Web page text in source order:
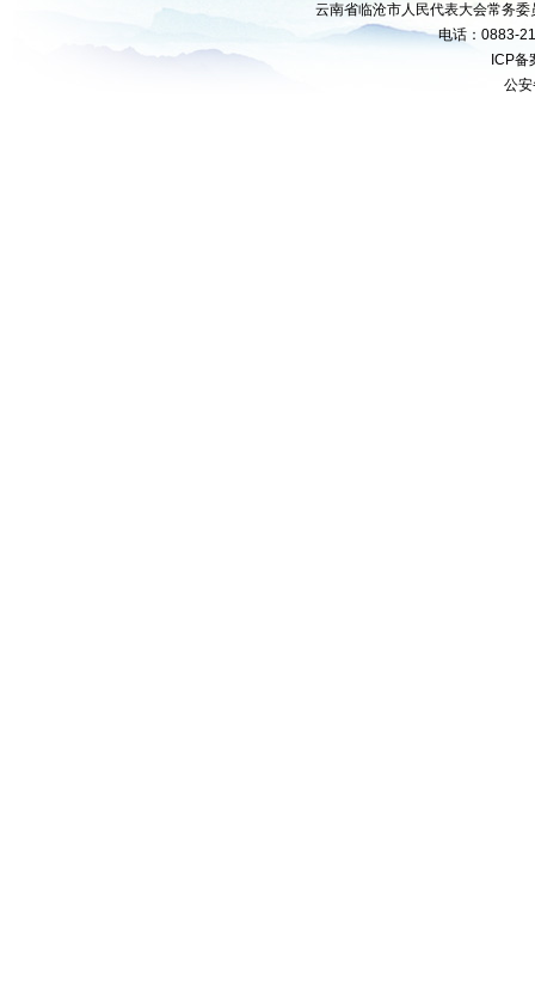
云南省临沧市人民代表大会常务
电话：0883-
ICP备
公